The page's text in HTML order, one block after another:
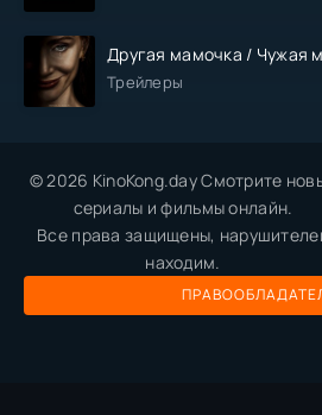
Другая мамочка / Чужая
Трейлеры
© 2026 KinoKong.day Смотрите
сериалы и фильмы онлайн.
Все права защищены,
находим.